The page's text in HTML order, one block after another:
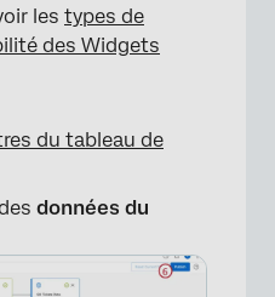
×
les types de
des Widgets
du tableau de
données du